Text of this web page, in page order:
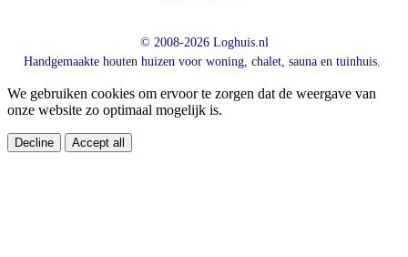
© 2008-2026 Loghuis.nl
Handgemaakte houten huizen voor woning, chalet, sauna en tuinhuis.
We gebruiken cookies om ervoor te zorgen dat de weergave van
onze website zo optimaal mogelijk is.
Decline Accept all